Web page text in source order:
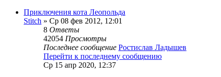
Приключения кота Леопольда
Stitch » Ср 08 фев 2012, 12:01
8 Ответы
42054 Просмотры
Последнее сообщение Ростислав Ладышев
Перейти к последнему сообщению
Ср 15 апр 2020, 12:37